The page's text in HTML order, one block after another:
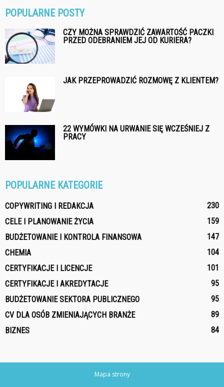
POPULARNE POSTY
CZY MOŻNA SPRAWDZIĆ ZAWARTOŚĆ PACZKI
PRZED ODEBRANIEM JEJ OD KURIERA?
JAK PRZEPROWADZIĆ ROZMOWĘ Z KLIENTEM?
22 WYMÓWKI NA URWANIE SIĘ WCZEŚNIEJ Z
PRACY
POPULARNE KATEGORIE
COPYWRITING I REDAKCJA
230
CELE I PLANOWANIE ŻYCIA
159
BUDŻETOWANIE I KONTROLA FINANSOWA
147
CHEMIA
104
CERTYFIKACJE I LICENCJE
101
CERTYFIKACJE I AKREDYTACJE
95
BUDŻETOWANIE SEKTORA PUBLICZNEGO
95
CV DLA OSÓB ZMIENIAJĄCYCH BRANŻE
89
BIZNES
84
Mapa strony